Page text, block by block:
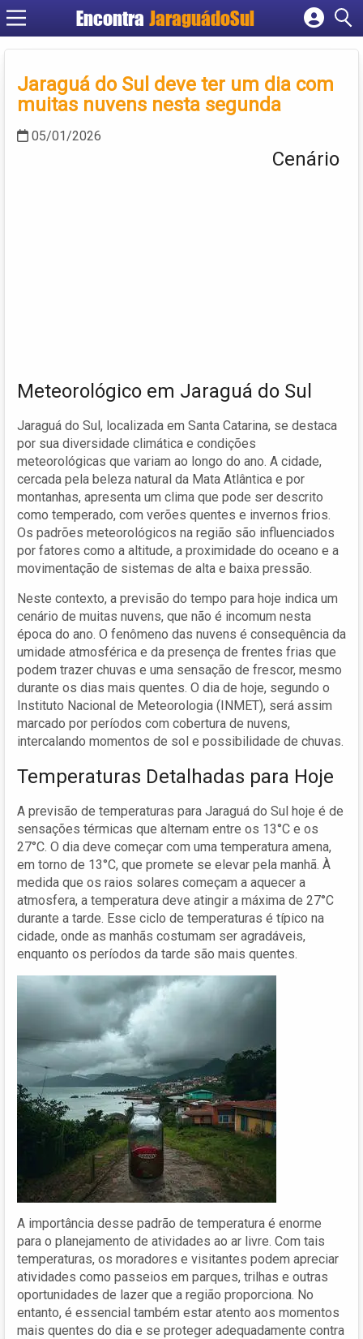
Encontra JaraguádoSul
Cadastrar empresa
Criar conta
Jaraguá do Sul deve ter um dia com
muitas nuvens nesta segunda
05/01/2026
Cenário
Meteorológico em Jaraguá do Sul
Jaraguá do Sul, localizada em Santa Catarina, se destaca
por sua diversidade climática e condições
meteorológicas que variam ao longo do ano. A cidade,
cercada pela beleza natural da Mata Atlântica e por
montanhas, apresenta um clima que pode ser descrito
como temperado, com verões quentes e invernos frios.
Os padrões meteorológicos na região são influenciados
por fatores como a altitude, a proximidade do oceano e a
movimentação de sistemas de alta e baixa pressão.
Neste contexto, a previsão do tempo para hoje indica um
cenário de muitas nuvens, que não é incomum nesta
época do ano. O fenômeno das nuvens é consequência da
umidade atmosférica e da presença de frentes frias que
podem trazer chuvas e uma sensação de frescor, mesmo
durante os dias mais quentes. O dia de hoje, segundo o
Instituto Nacional de Meteorologia (INMET), será assim
marcado por períodos com cobertura de nuvens,
intercalando momentos de sol e possibilidade de chuvas.
Temperaturas Detalhadas para Hoje
A previsão de temperaturas para Jaraguá do Sul hoje é de
sensações térmicas que alternam entre os 13°C e os
27°C. O dia deve começar com uma temperatura amena,
em torno de 13°C, que promete se elevar pela manhã. À
medida que os raios solares começam a aquecer a
atmosfera, a temperatura deve atingir a máxima de 27°C
durante a tarde. Esse ciclo de temperaturas é típico na
cidade, onde as manhãs costumam ser agradáveis,
enquanto os períodos da tarde são mais quentes.
A importância desse padrão de temperatura é enorme
para o planejamento de atividades ao ar livre. Com tais
temperaturas, os moradores e visitantes podem apreciar
atividades como passeios em parques, trilhas e outras
oportunidades de lazer que a região proporciona. No
entanto, é essencial também estar atento aos momentos
mais quentes do dia e se proteger adequadamente contra